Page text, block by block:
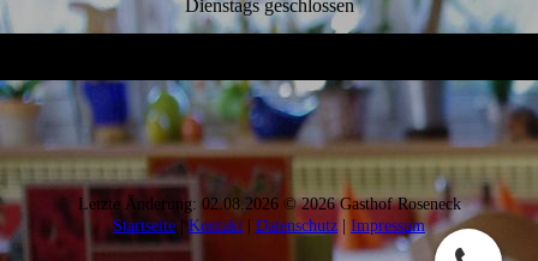
Dienstags geschlossen
Letzte Änderung: 02.08.2026 © 2026 Gasthof Roseneck
Startseite
Kontakt Daten­schutz Impressum